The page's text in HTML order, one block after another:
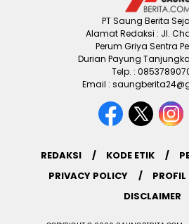
PT Saung Berita
Alamat Redaksi : Jl.
Perum Griya Sentra
Durian Payung
Telp. :
Email :
REDAKSI KODE ETIK
PRIVACY POLICY
PROFIL
DISCLAIMER